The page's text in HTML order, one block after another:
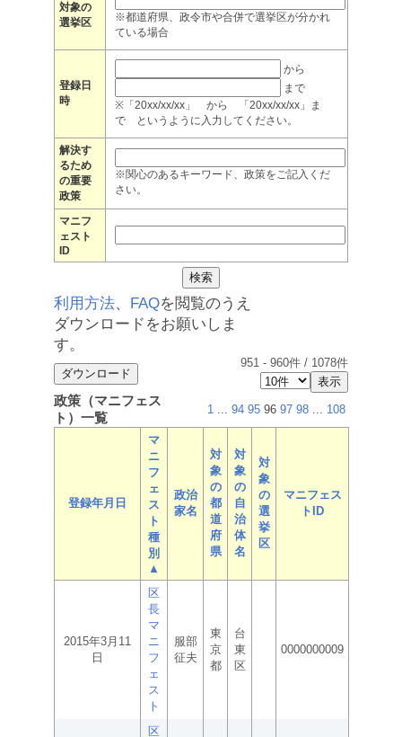
対象の
選挙区
※都道府県、政令市や合併で選挙区が分かれ
ている場合
登録日
時
から
まで
※「20xx/xx/xx」 から 「20xx/xx/xx」ま
で というように入力してください。
解決す
るため
の重要
政策
※関心のあるキーワード、政策をご記入くだ
さい。
マニフ
ェスト
ID
利用方法、 FAQを閲覧のうえ
ダウンロードをお願いしま
す。
951 - 960件 / 1078件
政策（マニフェス
ト）一覧
1 ... 94 95 96 97 98 ... 108
登録年月日
マ
ニ
フ
ェ
ス
ト
種
別
▲
政治
家名
対
象
の
都
道
府
県
対
象
の
自
治
体
名
対
象
の
選
挙
区
マニフェス
トID
2015年3月11
日
区
長
マ
ニ
フ
ェ
ス
ト
服部
征夫
東
京
都
台
東
区
0000000009
区